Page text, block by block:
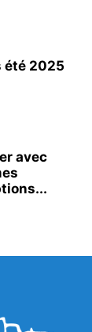
été 2025
avec